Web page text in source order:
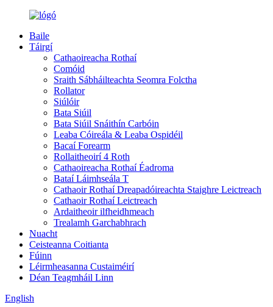
Baile
Táirgí
Cathaoireacha Rothaí
Comóid
Sraith Sábháilteachta Seomra Folctha
Rollator
Siúlóir
Bata Siúil
Bata Siúil Snáithín Carbóin
Leaba Cóireála & Leaba Ospidéil
Bacaí Forearm
Rollaitheoirí 4 Roth
Cathaoireacha Rothaí Éadroma
Bataí Láimhseála T
Cathaoir Rothaí Dreapadóireachta Staighre Leictreach
Cathaoir Rothaí Leictreach
Ardaitheoir ilfheidhmeach
Trealamh Garchabhrach
Nuacht
Ceisteanna Coitianta
Fúinn
Léirmheasanna Custaiméirí
Déan Teagmháil Linn
English